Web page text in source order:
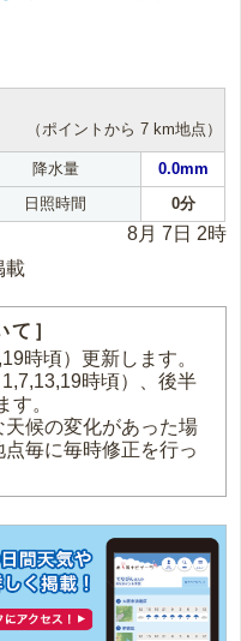
（ポイントから 7 km地点）
降水量
0.0mm
日照時間 0分
8月 7日 2時
載
て］
時頃）更新します。
時頃）、後半
す。
候の変化があった場
毎に毎時修正を行っ